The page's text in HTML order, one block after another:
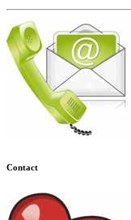
Contact